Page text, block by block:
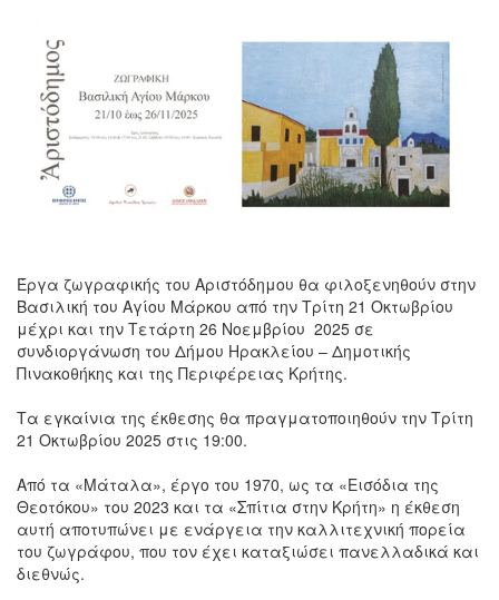
ΤΟΠΟΣ
ΔΗΜΟΣ
ΠΟΛΙΤΙΣΜΟΣ
Έργα ζωγραφικής του Αριστόδημου θα φιλοξενηθούν στην
Βασιλική του Αγίου Μάρκου από την Τρίτη 21 Οκτωβρίου
μέχρι και την Τετάρτη 26 Νοεμβρίου 2025 σε
συνδιοργάνωση του Δήμου Ηρακλείου – Δημοτικής
Πινακοθήκης και της Περιφέρειας Κρήτης.
Τα εγκαίνια της έκθεσης θα πραγματοποιηθούν την Τρίτη
21 Οκτωβρίου 2025 στις 19:00.
Από τα «Μάταλα», έργο του 1970, ως τα «Εισόδια της
Θεοτόκου» του 2023 και τα «Σπίτια στην Κρήτη» η έκθεση
αυτή αποτυπώνει με ενάργεια την καλλιτεχνική πορεία
του ζωγράφου, που τον έχει καταξιώσει πανελλαδικά και
διεθνώς.